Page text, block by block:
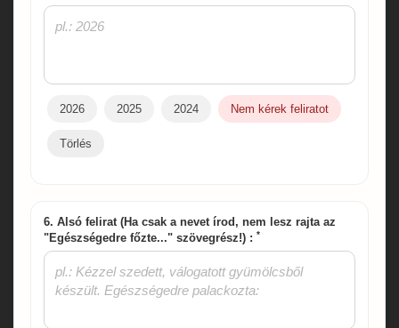
2026 2025 2024 Nem kérek feliratot
Törlés
6. Alsó felirat (Ha csak a nevet írod, nem lesz rajta az
"Egészségedre főzte..." szövegrész!) : *